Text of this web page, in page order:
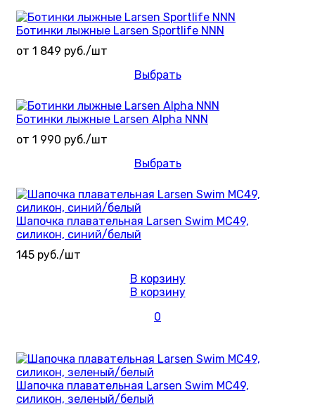
Ботинки лыжные Larsen Sportlife NNN
от 1 849 руб./шт
Выбрать
Ботинки лыжные Larsen Alpha NNN
от 1 990 руб./шт
Выбрать
Шапочка плавательная Larsen Swim MC49,
силикон, синий/белый
145 руб./шт
В корзину
В корзину
0
Шапочка плавательная Larsen Swim MC49,
силикон, зеленый/белый